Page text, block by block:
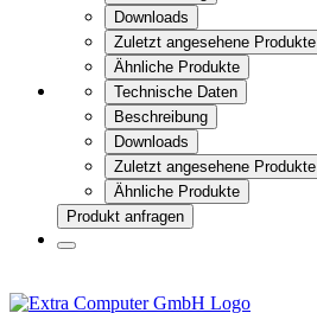
Downloads
Zuletzt angesehene Produkte
Ähnliche Produkte
Technische Daten
Beschreibung
Downloads
Zuletzt angesehene Produkte
Ähnliche Produkte
Produkt anfragen